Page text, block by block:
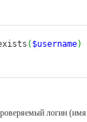
( $username)
логин (имя